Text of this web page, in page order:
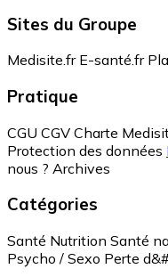
Sites du Groupe
Medisite.fr E-santé.fr
Pratique
CGU CGV Charte
Protection des données
nous ? Archives
Catégories
Santé Nutrition Santé
Psycho / Sexo Perte